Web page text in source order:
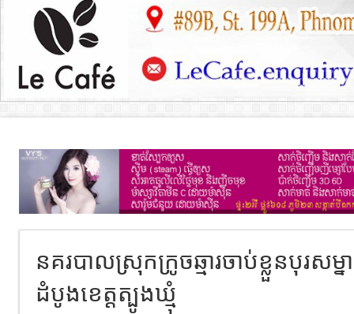
នគរបាលស្រុកក្រូចឆ្មារចាប់ខ្លួនបុរសម្
ដំបូងខេត្តត្បូងឃ្មុំ